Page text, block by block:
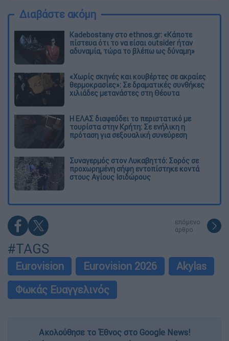
Διαβάστε ακόμη
Kadebostany στο ethnos.gr: «Κάποτε
πίστευα ότι το να είσαι outsider ήταν
αδυναμία, τώρα το βλέπω ως δύναμη»
«Χωρίς σκηνές και κουβέρτες σε ακραίες
θερμοκρασίες»: Σε δραματικές συνθήκες
χιλιάδες μετανάστες στη Θέουτα
Η ΕΛΑΣ διαψεύδει το περιστατικό με
τουρίστα στην Κρήτη: Σε ενήλικη η
πρόταση για σεξουαλική συνεύρεση
Συναγερμός στον Λυκαβηττό: Σορός σε
προχωρημένη σήψη εντοπίστηκε κοντά
στους Αγίους Ισιδώρους
επόμενο
άρθρο
#TAGS
Eurovision Eurovision 2026
Akylas
Φωκάς Ευαγγελινός
Ακολούθησε το Έθνος στο Google News!